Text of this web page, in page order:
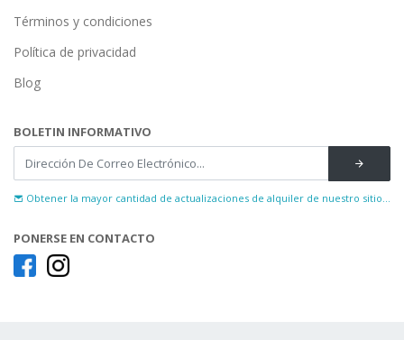
Términos y condiciones
Política de privacidad
Blog
BOLETIN INFORMATIVO
Obtener la mayor cantidad de actualizaciones de alquiler de nuestro sitio...
PONERSE EN CONTACTO